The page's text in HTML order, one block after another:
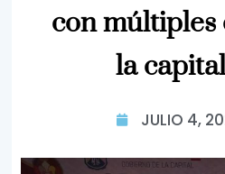
con múltiples
la
JULIO 4,